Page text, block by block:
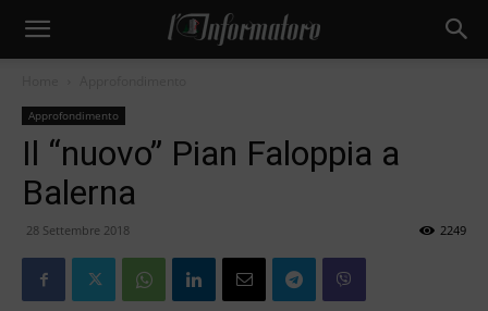
Approfondimento
Il “nuovo” Pian Faloppia a
Balerna
28 Settembre 2018 2249